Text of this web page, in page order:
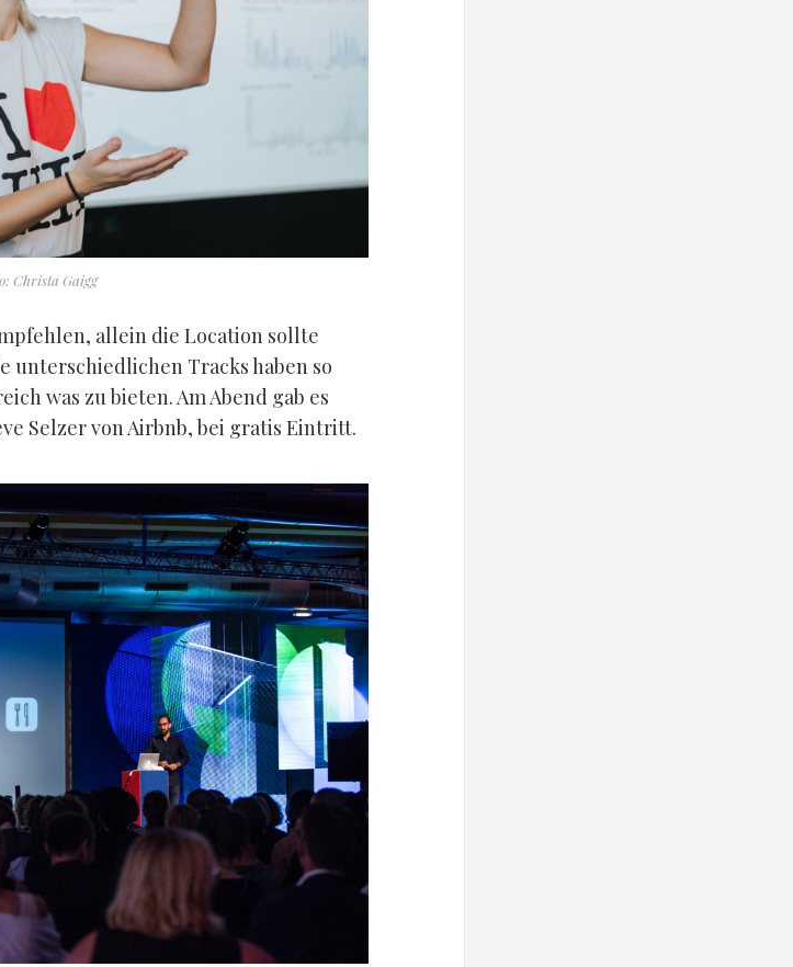
Christa Gaigg
allein die Location sollte
unterschiedlichen Tracks haben so
was zu bieten. Am Abend gab es
Selzer von Airbnb, bei gratis Eintritt.